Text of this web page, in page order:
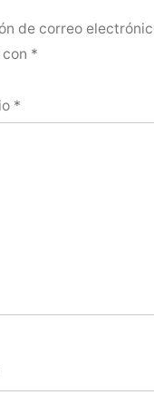
de correo
*
*